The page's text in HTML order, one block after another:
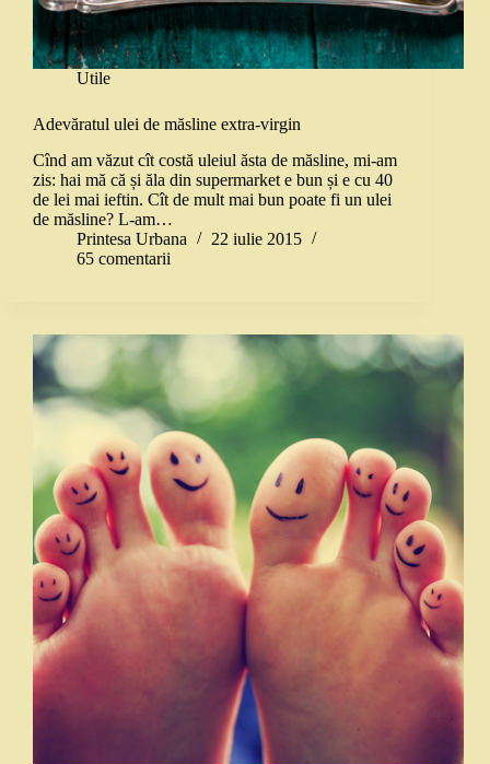
Utile
Adevăratul ulei de măsline extra-virgin
Cînd am văzut cît costă uleiul ăsta de măsline, mi-am
zis: hai mă că și ăla din supermarket e bun și e cu 40
de lei mai ieftin. Cît de mult mai bun poate fi un ulei
de măsline? L-am…
Printesa Urbana
22 iulie 2015
65 comentarii